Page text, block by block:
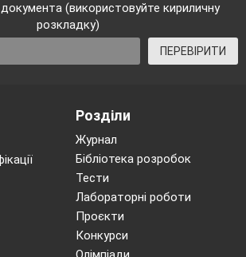
(використовуйте кириличну
розкладку)
ПЕРЕВІРИТИ
Розділи
Журнал
Бібліотека розробок
Тести
Лабораторні роботи
Проєкти
Конкурси